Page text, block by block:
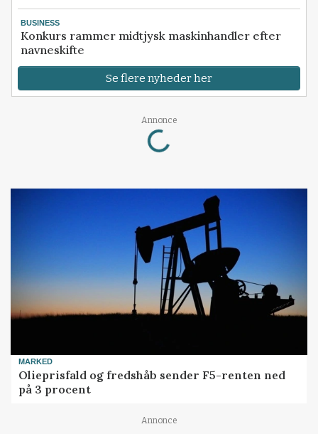
BUSINESS
Konkurs rammer midtjysk maskinhandler efter
navneskifte
Se flere nyheder her
Annonce
Loading...
MARKED
Olieprisfald og fredshåb sender F5-renten ned
på 3 procent
Annonce